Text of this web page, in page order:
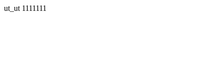
ut_ut 1111111